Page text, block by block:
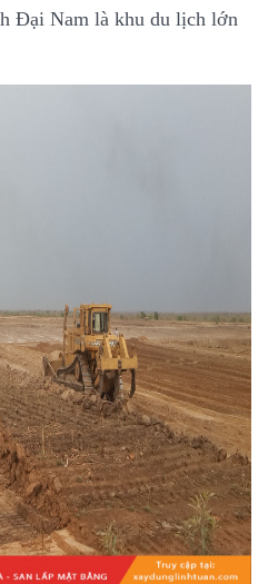
Đại Nam là khu du lịch lớn